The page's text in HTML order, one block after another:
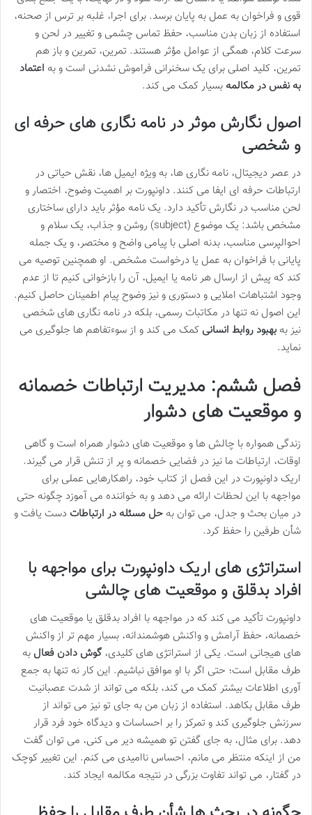
قوی و فراخوان به عمل به پایان برسد. برای اجرا، غلبه بر ترس از صحنه،
استفاده از زبان بدن مناسب، حفظ تماس چشمی و تغییر در لحن و
سرعت کلام، همگی از عوامل مؤثر هستند. تمرین، تمرین و باز هم
تمرین، کلید اصلی برای یک سخنرانی فراموش نشدنی است و به اعتماد
به نفس در مکالمه بسیار کمک می کند.
اصول نگارش موثر در نامه نگاری های حرفه ای
و شخصی
در عصر دیجیتال، نامه نگاری ها، به ویژه ایمیل ها، نقش حیاتی در
ارتباطات حرفه ای ایفا می کنند. داونپورت بر اهمیت وضوح، اختصار و
لحن مناسب در نگارش تأکید دارد. یک نامه مؤثر باید دارای ساختاری
مشخص باشد: یک موضوع (subject) روشن و جذاب، یک سلام و
احوالپرسی مناسب، بدنه اصلی با پیامی واضح و مختصر، و یک جمله
پایانی با فراخوان به عمل یا درخواست مشخص. او همچنین توصیه می
کند که پیش از ارسال هر نامه یا ایمیل، آن را بازخوانی کنیم تا از عدم
وجود اشتباهات املایی و دستوری و نیز وضوح پیام اطمینان حاصل کنیم.
این اصول نه تنها در مکاتبات رسمی، بلکه در نامه نگاری های شخصی
نیز به بهبود روابط انسانی کمک می کند و از سوءتفاهم ها جلوگیری می
نماید.
فصل ششم: مدیریت ارتباطات خصمانه
و موقعیت های دشوار
زندگی همواره با چالش ها و موقعیت های دشوار همراه است و گاهی
اوقات، ارتباطات ما نیز در فضایی خصمانه و پر از تنش قرار می گیرند.
اریک داونپورت در این فصل از کتاب خود، راهکارهایی عملی برای
مواجهه با این لحظات ارائه می دهد و به خواننده می آموزد چگونه حتی
در میان بحث و جدل، می توان به حل مسئله در ارتباطات دست یافت و
شأن طرفین را حفظ کرد.
استراتژی های اریک داونپورت برای مواجهه با
افراد بدقلق و موقعیت های چالشی
داونپورت تأکید می کند که در مواجهه با افراد بدقلق یا موقعیت های
خصمانه، حفظ آرامش و واکنش هوشمندانه، بسیار مهم تر از واکنش
های هیجانی است. یکی از استراتژی های کلیدی، گوش دادن فعال به
طرف مقابل است؛ حتی اگر با او موافق نباشیم. این کار نه تنها به جمع
آوری اطلاعات بیشتر کمک می کند، بلکه می تواند از شدت عصبانیت
طرف مقابل بکاهد. استفاده از زبان من به جای تو نیز می تواند از
سرزنش جلوگیری کند و تمرکز را بر احساسات و دیدگاه خود فرد قرار
دهد. برای مثال، به جای گفتن تو همیشه دیر می کنی، می توان گفت
من از اینکه منتظر می مانم، احساس ناامیدی می کنم. این تغییر کوچک
در گفتار، می تواند تفاوت بزرگی در نتیجه مکالمه ایجاد کند.